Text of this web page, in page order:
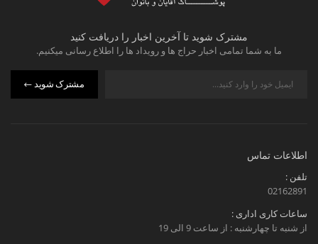
مشترک شوید تا آخرین اخبار را دریافت کنید
ما به شما تمامی اخبار حراج ها و رویداد ها را اطلاع رسانی میکنیم.
مشترک شوید
اطلاعات تماس
تلفن :
02162891
ساعات کاری اداری :
از شنبه تا چهارشنبه : از ساعت 9 الی 19